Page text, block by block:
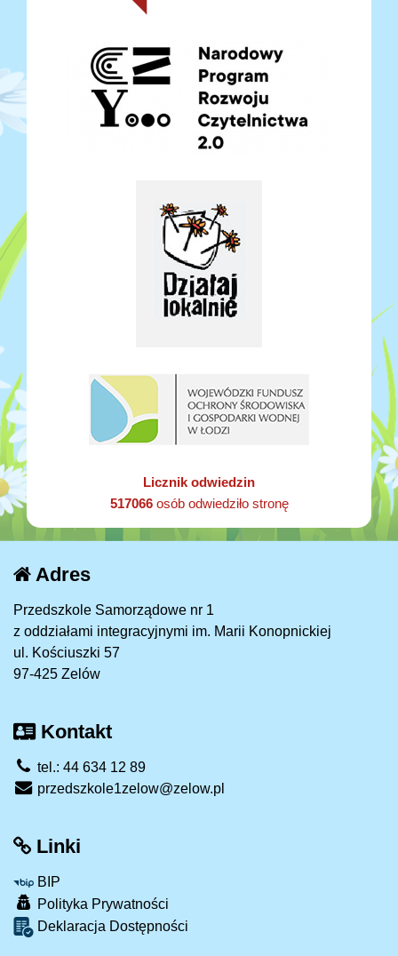
Licznik odwiedzin
517066osób odwiedziło stronę
Adres
Przedszkole Samorządowe nr 1
z oddziałami integracyjnymi im. Marii Konopnickiej
ul. Kościuszki 57
97-425 Zelów
Kontakt
tel.: 44 634 12 89
przedszkole1zelow@zelow.pl
Linki
BIP
Polityka Prywatności
Deklaracja Dostępności